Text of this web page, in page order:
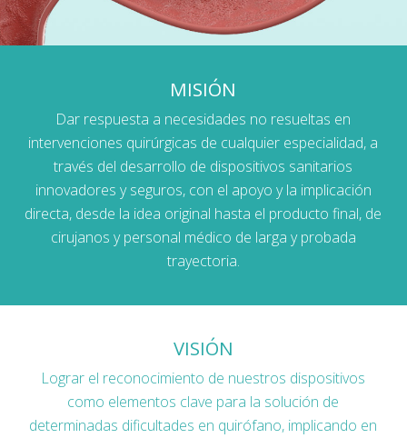
MISIÓN
Dar respuesta a necesidades no resueltas en
intervenciones quirúrgicas de cualquier especialidad, a
través del desarrollo de dispositivos sanitarios
innovadores y seguros, con el apoyo y la implicación
directa, desde la idea original hasta el producto final, de
cirujanos y personal médico de larga y probada
trayectoria.
VISIÓN
Lograr el reconocimiento de nuestros dispositivos
como elementos clave para la solución de
determinadas dificultades en quirófano, implicando en